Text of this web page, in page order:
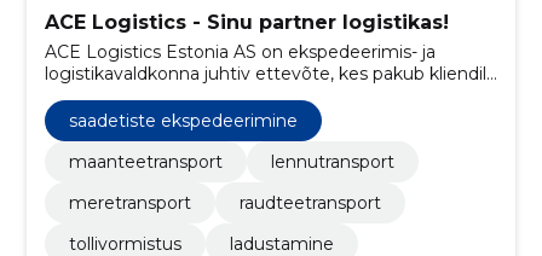
ACE Logistics - Sinu partner logistikas!
ACE Logistics Estonia AS on ekspedeerimis- ja
logistikavaldkonna juhtiv ettevõte, kes pakub kliendile
laia valikut logistikateenuseid alates
maanteetranspordist ja lõpetades meretranspordi
ning tollivormistusega.
saadetiste ekspedeerimine
maanteetransport
lennutransport
meretransport
raudteetransport
tollivormistus
ladustamine